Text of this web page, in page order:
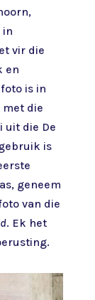
in
vir die
en
is in
die
uit die De
is
geneem
van die
. Ek het